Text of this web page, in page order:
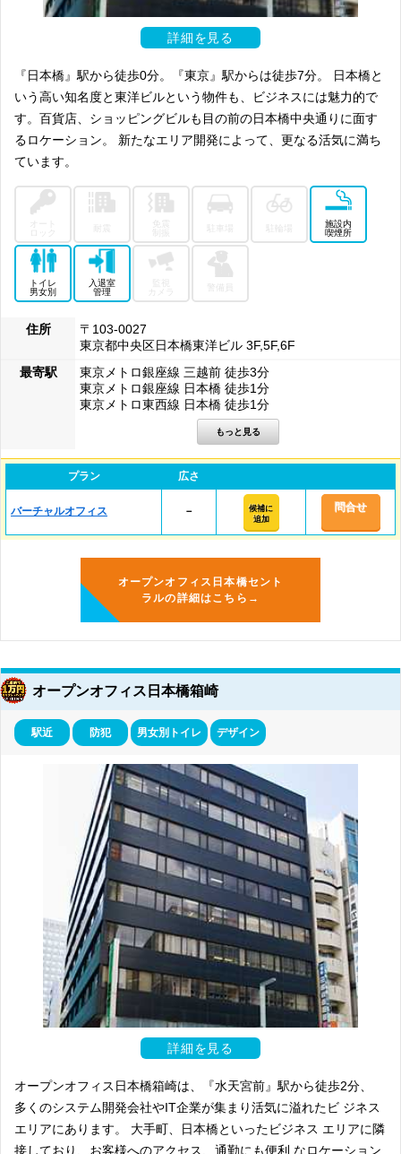
詳細を見る
『日本橋』駅から徒歩0分。『東京』駅からは徒歩7分。 日本橋と
いう高い知名度と東洋ビルという物件も、ビジネスには魅力的で
す。百貨店、ショッピングビルも目の前の日本橋中央通りに面す
るロケーション。 新たなエリア開発によって、更なる活気に満ち
ています。
施設内
喫煙所
トイレ
男女別
入退室
管理
カメラ
警備員
住所
〒103-0027
東京都中央区日本橋東洋ビル 3F,5F,6F
最寄駅
東京メトロ銀座線 三越前 徒歩3分
東京メトロ銀座線 日本橋 徒歩1分
東京メトロ東西線 日本橋 徒歩1分
プラン 広さ
バーチャルオフィス －
候補に
追加
問合せ
オープンオフィス日本橋セント
ラルの詳細はこちら→
オープンオフィス日本橋箱崎
駅近 防犯 男女別トイレ デザイン
詳細を見る
オープンオフィス日本橋箱崎は、『水天宮前』駅から徒歩2分、
多くのシステム開発会社やIT企業が集まり活気に溢れたビ ジネス
エリアにあります。 大手町、日本橋といったビジネス エリアに隣
接しており、お客様へのアクセス、通勤にも便利 なロケーション